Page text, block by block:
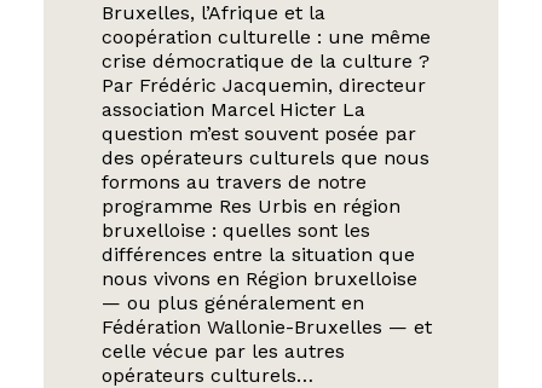
Bruxelles, l’Afrique et la
coopération culturelle : une même
crise démocratique de la culture ?
Par Frédéric Jacquemin, directeur
association Marcel Hicter La
question m’est souvent posée par
des opérateurs culturels que nous
formons au travers de notre
programme Res Urbis en région
bruxelloise : quelles sont les
différences entre la situation que
nous vivons en Région bruxelloise
— ou plus généralement en
Fédération Wallonie-Bruxelles — et
celle vécue par les autres
opérateurs culturels…